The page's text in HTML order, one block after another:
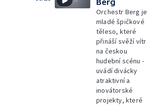
Berg
Orchestr Berg je
mladé špičkové
těleso, které
přináší svěží vítr
na českou
hudební scénu -
uvádí divácky
atraktivní a
inovátorské
projekty, které